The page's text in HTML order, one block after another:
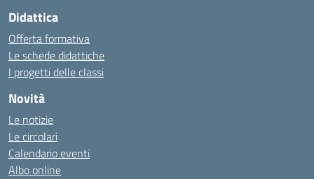
Didattica
Offerta formativa
Le schede didattiche
I progetti delle classi
Novità
Le notizie
Le circolari
Calendario eventi
Albo online